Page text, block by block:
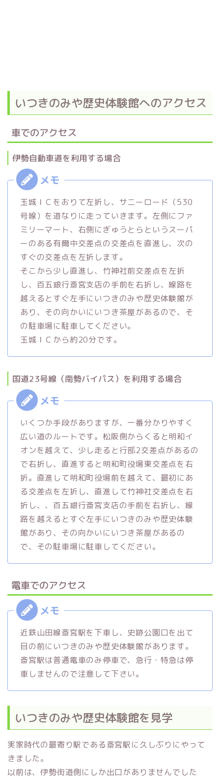
いつきのみや歴史体験館へのアクセス
車でのアクセス
伊勢自動車道を利用する場合
玉城ＩＣをおりて左折し、サニーロード（530
号線）を道なりに走っていきます。左側にファ
ミリーマート、右側にぎゅうとらというスーパ
ーのある有爾中交差点の交差点を直進し、次の
すぐの交差点を左折します。
そこから少し直進し、竹神社前交差点を左折
し、百五銀行斎宮支店の手前を右折し、線路を
越えるとすぐ左手にいつきのみや歴史体験館が
あり、その向かいにいつき茶屋があるので、そ
の駐車場に駐車してください。
玉城ＩＣから約20分です。
国道23号線（南勢バイパス）を利用する場合
いくつか手段がありますが、一番分かりやすく
広い道のルートです。松阪側からくると明和イ
オンを越えて、少し走ると行部2交差点があるの
で右折し、直進すると明和町役場東交差点を右
折。直進して明和町役場前を越えて、最初にあ
る交差点を左折し、直進して竹神社交差点を右
折し、、百五銀行斎宮支店の手前を右折し、線
路を越えるとすぐ左手にいつきのみや歴史体験
館があり、その向かいにいつき茶屋があるの
で、その駐車場に駐車してください。
電車でのアクセス
近鉄山田線斎宮駅を下車し、史跡公園口を出て
目の前にいつきのみや歴史体験館があります。
斎宮駅は普通電車のみ停車で、急行・特急は停
車しませんので注意して下さい。
いつきのみや歴史体験館を見学
実家時代の最寄り駅である斎宮駅に久しぶりにやって
きました。
以前は、伊勢街道側にしか出口がありませんでした